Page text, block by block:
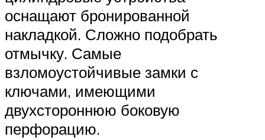
оснащают бронированной
накладкой. Сложно подобрать
отмычку. Самые
взломоустойчивые замки с
ключами, имеющими
двухстороннюю боковую
перфорацию.